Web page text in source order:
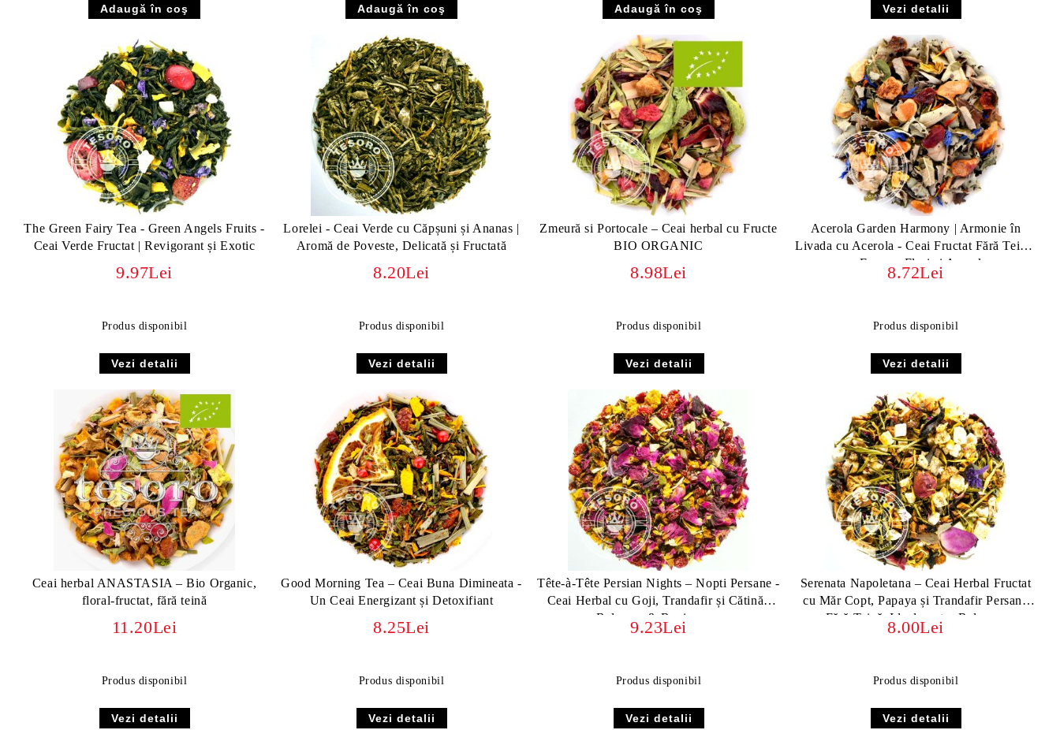
Vezi detalii
The Green Fairy Tea - Green Angels Fruits -
Ceai Verde Fructat | Revigorant și Exotic
9.97Lei
Produs disponibil
Vezi detalii
Lorelei - Ceai Verde cu Căpșuni și Ananas |
Aromă de Poveste, Delicată și Fructată
8.20Lei
Produs disponibil
Vezi detalii
Zmeură si Portocale – Ceai herbal cu Fructe
BIO ORGANIC
8.98Lei
Produs disponibil
Vezi detalii
Acerola Garden Harmony | Armonie în
Livada cu Acerola - Ceai Fructat Fără Teină,
cu Frunze, Flori și Acerola
8.72Lei
Produs disponibil
Vezi detalii
Ceai herbal ANASTASIA – Bio Organic,
floral-fructat, fără teină
11.20Lei
Produs disponibil
Vezi detalii
Good Morning Tea – Ceai Buna Dimineata -
Un Ceai Energizant și Detoxifiant
8.25Lei
Produs disponibil
Vezi detalii
Tête-à-Tête Persian Nights – Nopti Persane -
Ceai Herbal cu Goji, Trandafir și Cătină |
Relaxare & Revigorare
9.23Lei
Produs disponibil
Vezi detalii
Serenata Napoletana – Ceai Herbal Fructat
cu Măr Copt, Papaya și Trandafir Persan |
Fără Teină, Ideal pentru Relaxare
8.00Lei
Produs disponibil
Vezi detalii